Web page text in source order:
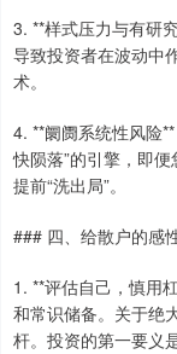
3. **样式压力与有研
导致投资者在波动中
术。
4. **阛阓系统性风险
快陨落”的引擎，即
提前“洗出局”。
### 四、给散户的感
1. **评估自己，慎用
和常识储备。关于绝
杆。投资的第一要义